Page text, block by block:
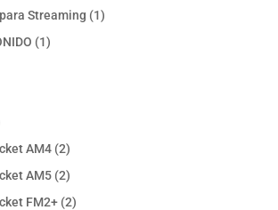
productos
Streaming 11
11
productos
AM4 22
productos
AM5 22
productos
FM2+ 22